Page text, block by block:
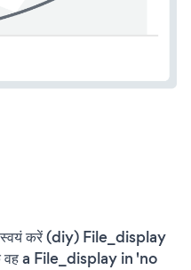
करें (diy) File_display
वह a File_display in 'no